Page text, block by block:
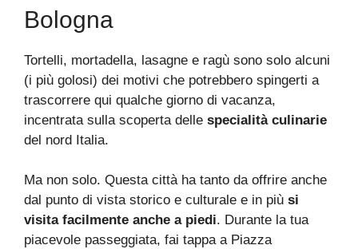
Bologna
Tortelli, mortadella, lasagne e ragù sono solo alcuni
(i più golosi) dei motivi che potrebbero spingerti a
trascorrere qui qualche giorno di vacanza,
incentrata sulla scoperta delle specialità culinarie
del nord Italia.
Ma non solo. Questa città ha tanto da offrire anche
dal punto di vista storico e culturale e in più si
visita facilmente anche a piedi. Durante la tua
piacevole passeggiata, fai tappa a Piazza